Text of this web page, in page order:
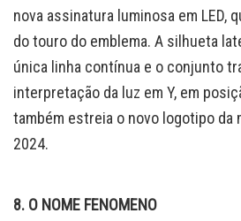
nova assinatura luminosa em LED,
do touro do emblema. A silhueta
única linha contínua e o conjunto
interpretação da luz em Y, em
também estreia o novo logotipo da
2024.
8. O NOME FENOMENO